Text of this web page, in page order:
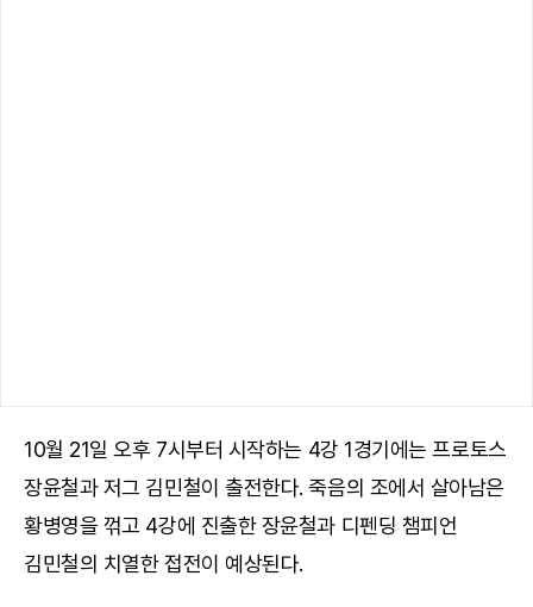
10월 21일 오후 7시부터 시작하는 4강 1경기에는 프로토스
장윤철과 저그 김민철이 출전한다. 죽음의 조에서 살아남은
황병영을 꺾고 4강에 진출한 장윤철과 디펜딩 챔피언
김민철의 치열한 접전이 예상된다.